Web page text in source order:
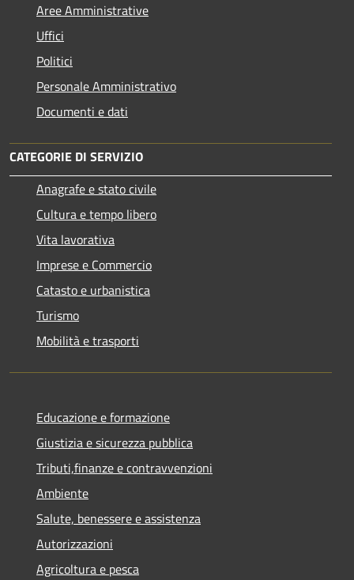
Aree Amministrative
Uffici
Politici
Personale Amministrativo
Documenti e dati
CATEGORIE DI SERVIZIO
Anagrafe e stato civile
Cultura e tempo libero
Vita lavorativa
Imprese e Commercio
Catasto e urbanistica
Turismo
Mobilità e trasporti
Educazione e formazione
Giustizia e sicurezza pubblica
Tributi,finanze e contravvenzioni
Ambiente
Salute, benessere e assistenza
Autorizzazioni
Agricoltura e pesca